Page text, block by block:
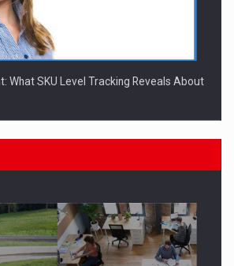
What SKU Level Tracking Reveals About